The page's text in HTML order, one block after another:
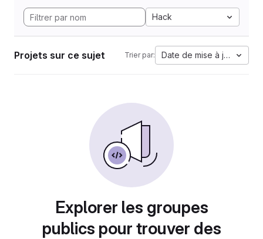
Hack
Projets sur ce sujet Trier par: Date de mise à jour
Explorer les groupes
publics pour trouver des